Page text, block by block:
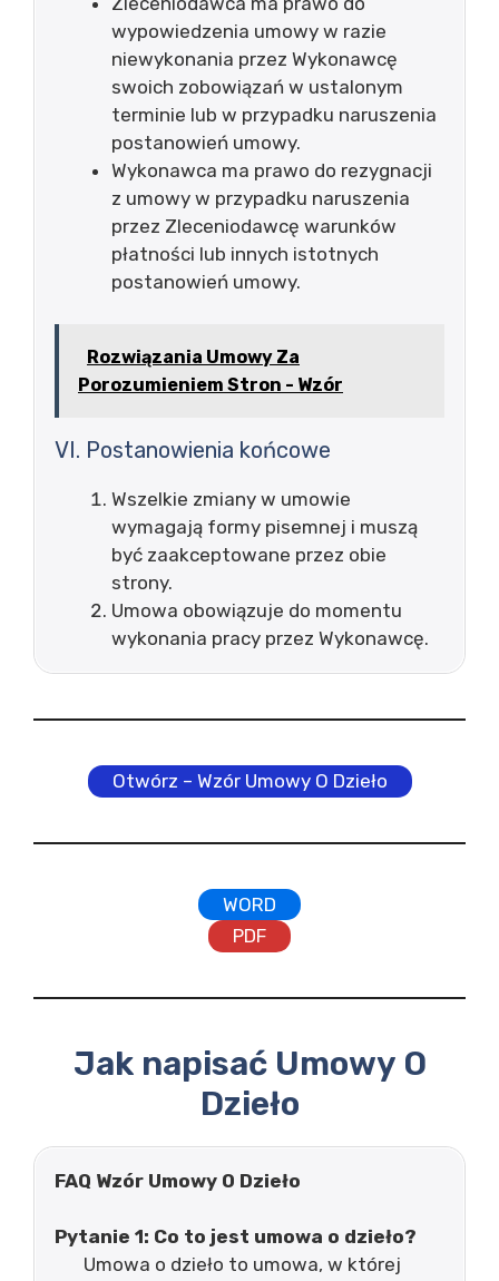
wypowiedzenia umowy w razie
niewykonania przez Wykonawcę
swoich zobowiązań w ustalonym
terminie lub w przypadku naruszenia
postanowień umowy.
Wykonawca ma prawo do rezygnacji
z umowy w przypadku naruszenia
przez Zleceniodawcę warunków
płatności lub innych istotnych
postanowień umowy.
Rozwiązania Umowy Za
Porozumieniem Stron - Wzór
VI. Postanowienia końcowe
Wszelkie zmiany w umowie
wymagają formy pisemnej i muszą
być zaakceptowane przez obie
strony.
Umowa obowiązuje do momentu
wykonania pracy przez Wykonawcę.
Otwórz – Wzór Umowy O Dzieło
WORD
PDF
Jak napisać Umowy O
Dzieło
FAQ Wzór Umowy O Dzieło
Pytanie 1: Co to jest umowa o dzieło?
Umowa o dzieło to umowa, w której